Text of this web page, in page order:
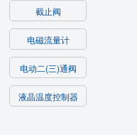
截止阀
电磁流量计
电动二(三)通阀
液晶温度控制器